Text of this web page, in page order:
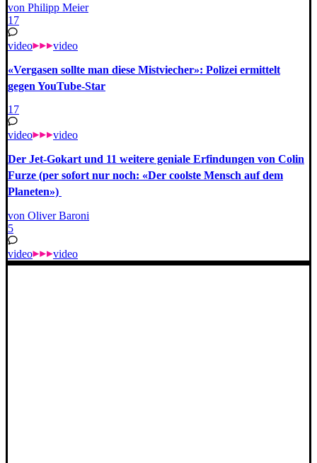
von Philipp Meier
17
video video
«Vergasen sollte man diese Mistviecher»: Polizei ermittelt
gegen YouTube-Star
17
video video
Der Jet-Gokart und 11 weitere geniale Erfindungen von Colin
Furze (per sofort nur noch: «Der coolste Mensch auf dem
Planeten»)
von Oliver Baroni
5
video video